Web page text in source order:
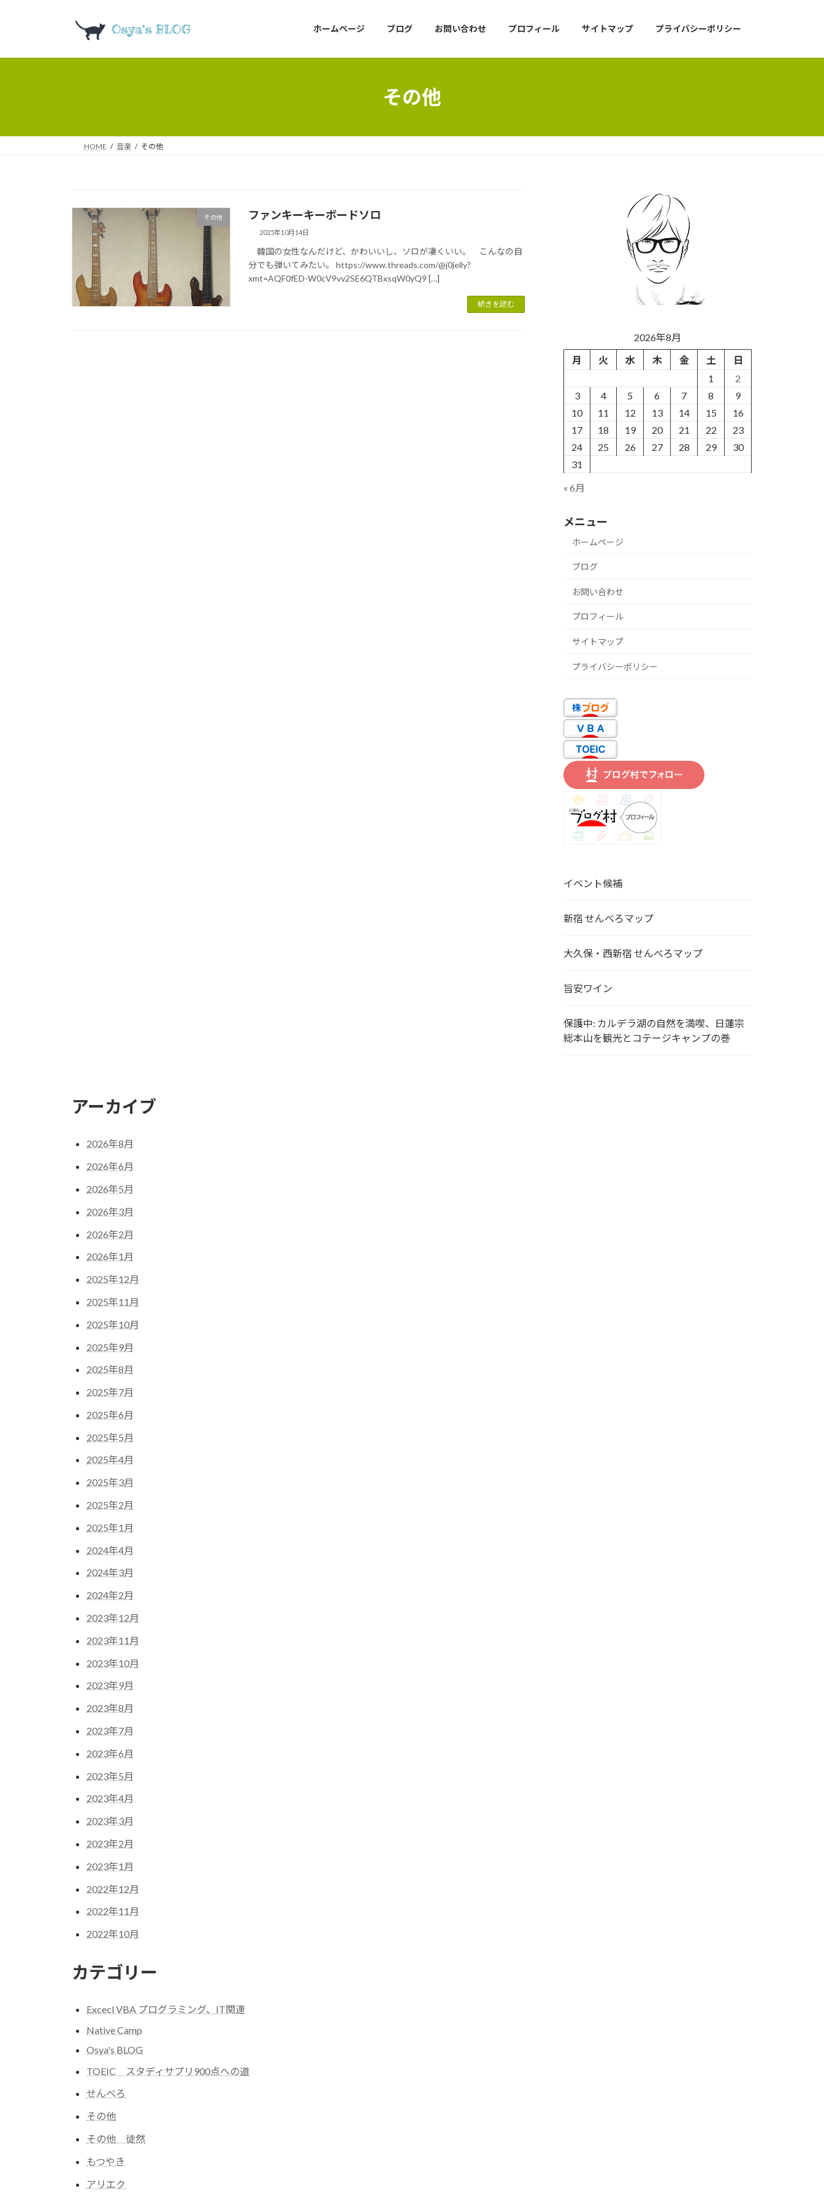
プ
動
ホームページ ブログ お問い合わせ プロフィール サイトマップ プライバシーポリシー
その他
HOME 音楽 その他
その他 ファンキーキーボードソロ
2025年10月14日
韓国の女性なんだけど、かわいいし、ソロが凄くいい。 こんなの自
分でも弾いてみたい。 https://www.threads.com/@j0jelly?
xmt=AQF0fED-W0cV9vv2SE6QTBxsqW0yQ9 […]
続きを読む
2026年8月
月
火 水 木 金 土
日
1
2
3
4 5 6 7 8
9
10
11 12 13 14 15
16
17
18 19 20 21 22
23
24
25 26 27 28 29
30
31
« 6月
メニュー
ホームページ
ブログ
お問い合わせ
プロフィール
サイトマップ
プライバシーポリシー
イベント候補
新宿 せんべろマップ
大久保・西新宿 せんべろマップ
旨安ワイン
保護中: カルデラ湖の自然を満喫、日蓮宗
総本山を観光とコテージキャンプの巻
アーカイブ
2026年8月
2026年6月
2026年5月
2026年3月
2026年2月
2026年1月
2025年12月
2025年11月
2025年10月
2025年9月
2025年8月
2025年7月
2025年6月
2025年5月
2025年4月
2025年3月
2025年2月
2025年1月
2024年4月
2024年3月
2024年2月
2023年12月
2023年11月
2023年10月
2023年9月
2023年8月
2023年7月
2023年6月
2023年5月
2023年4月
2023年3月
2023年2月
2023年1月
2022年12月
2022年11月
2022年10月
カテゴリー
Excecl VBA プログラミング、IT関連
Native Camp
Osya's BLOG
TOEIC スタディサプリ900点への道
せんべろ
その他
その他 徒然
もつやき
アリエク